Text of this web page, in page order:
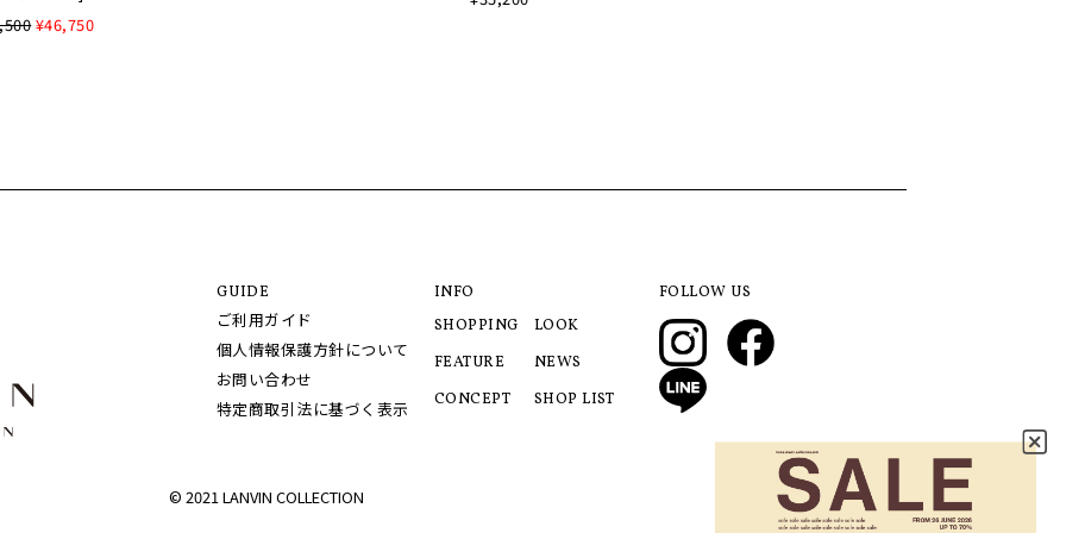
¥46,750
GUIDE
ご利用ガイド
個人情報保護方針について
お問い合わせ
特定商取引法に基づく表示
INFO
SHOPPING
FEATURE
CONCEPT
LOOK
NEWS
SHOP LIST
FOLLOW US
© 2021 LANVIN COLLECTION